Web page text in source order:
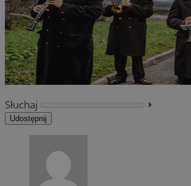
Słuchaj ⏵︎
Udostępnij